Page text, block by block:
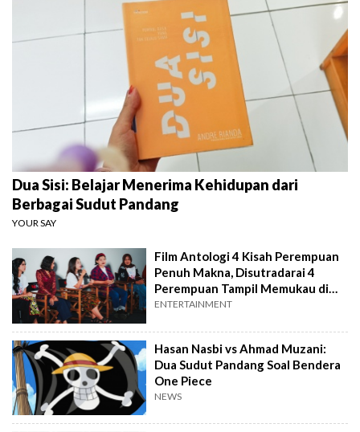
Dua Sisi: Belajar Menerima Kehidupan dari
Berbagai Sudut Pandang
YOUR SAY
Film Antologi 4 Kisah Perempuan
Penuh Makna, Disutradarai 4
Perempuan Tampil Memukau di
JWC 2025
ENTERTAINMENT
Hasan Nasbi vs Ahmad Muzani:
Dua Sudut Pandang Soal Bendera
One Piece
NEWS